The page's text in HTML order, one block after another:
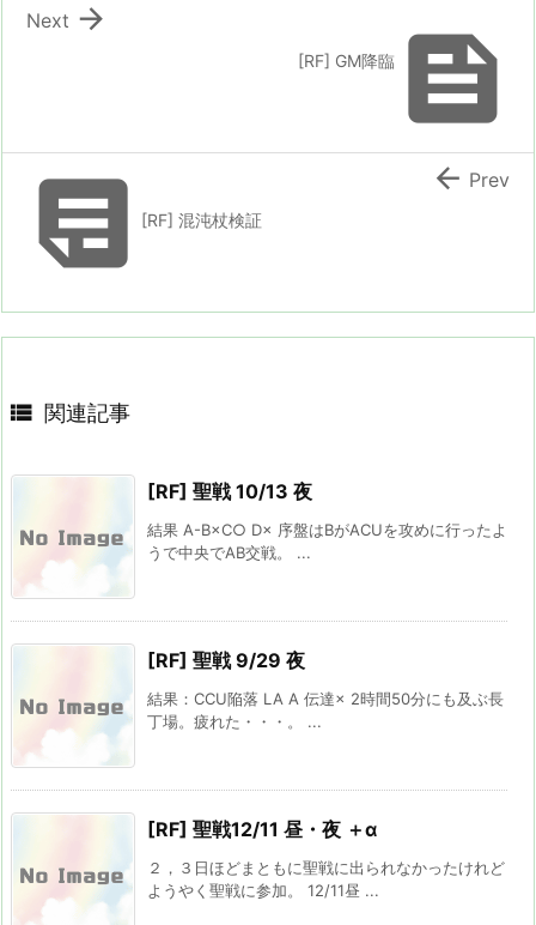

[RF] GM降臨

Next
[RF] 混沌杖検証
 Prev
 関連記事
[RF] 聖戦 10/13 夜
結果 A-B×C○ D× 序盤はBがACUを攻めに行ったよ
うで中央でAB交戦。 ...
[RF] 聖戦 9/29 夜
結果：CCU陥落 LA A 伝達× 2時間50分にも及ぶ長
丁場。疲れた・・・。 ...
[RF] 聖戦12/11 昼・夜 ＋α
２，３日ほどまともに聖戦に出られなかったけれど
ようやく聖戦に参加。 12/11昼 ...